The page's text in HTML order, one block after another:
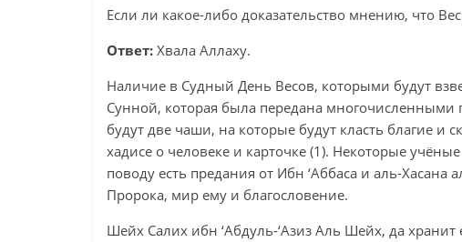
Если ли какое-либо доказательство мнению, что
Ответ: Хвала Аллаху.
Наличие в Судный День Весов, которыми будут
Сунной, которая была передана многочисленными
будут две чаши, на которые будут класть благие и
хадисе о человеке и карточке (1). Некоторые
поводу есть предания от Ибн ‘Аббаса и аль-Хасана
Пророка, мир ему и благословение.
Шейх Салих ибн ‘Абдуль-‘Азиз Аль Шейх, да хранит